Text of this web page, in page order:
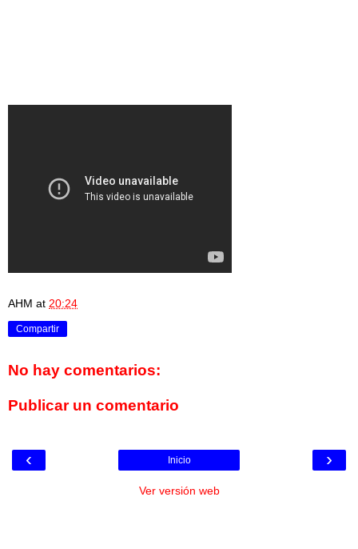
AHM at 20:24
Compartir
No hay comentarios:
Publicar un comentario
‹ ›
Inicio
Ver versión web